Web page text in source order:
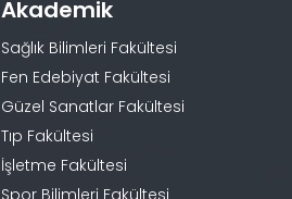
Akademik
Sağlık Bilimleri Fakültesi
Fen Edebiyat Fakültesi
Güzel Sanatlar Fakültesi
Tıp Fakültesi
İşletme Fakültesi
Spor Bilimleri Fakültesi